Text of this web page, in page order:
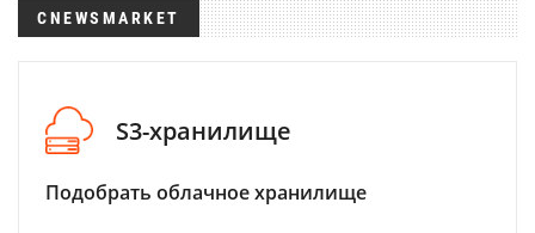
CNEWSMARKET
S3-хранилище
Подобрать облачное хранилище